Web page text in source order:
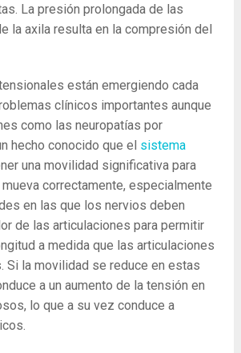
La presión prolongada de las
la axila resulta en la compresión del
están emergiendo cada
clínicos importantes aunque
como las neuropatías por
hecho conocido que el sistema
una movilidad significativa para
correctamente, especialmente
en las que los nervios deben
de las articulaciones para permitir
a medida que las articulaciones
Si la movilidad se reduce en estas
a un aumento de la tensión en
lo que a su vez conduce a